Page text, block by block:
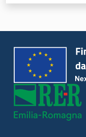
Progetti